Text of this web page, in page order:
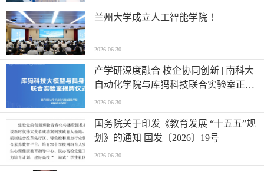
兰州大学成立人工智能学院 ！
2026-06-30
产学研深度融合 校企协同创新 | 南科大
自动化学院与库犸科技联合实验室正式
揭牌
2026-06-30
国务院关于印发《教育发展 “十五五”规
划》的通知 国发〔2026〕19号
2026-06-30